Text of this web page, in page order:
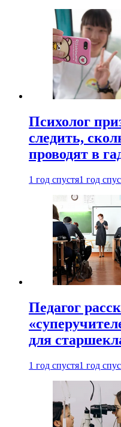
Психолог
следить,
проводят в
1 год спустя1 год
Педагог
для
1 год спустя1 год